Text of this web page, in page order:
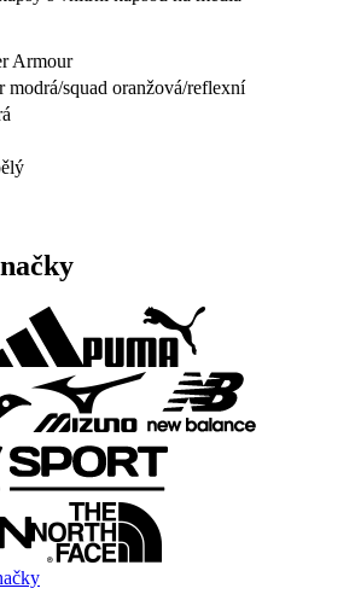
Armour
modrá/squad oranžová/reflexní